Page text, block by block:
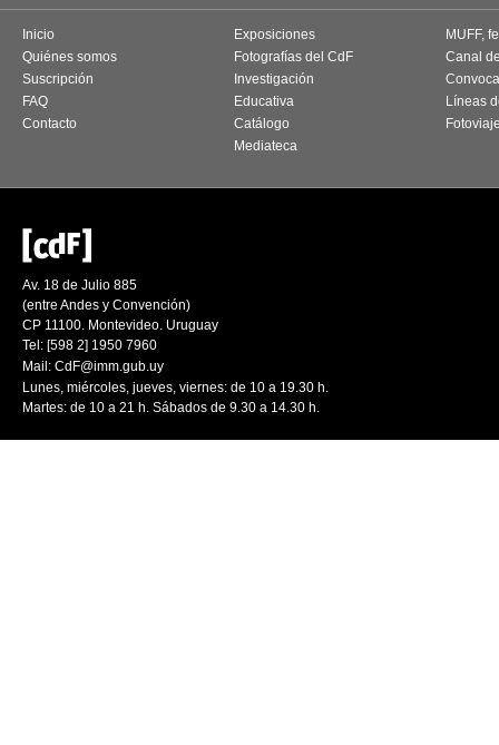
Inicio
Quiénes somos
Suscripción
FAQ
Contacto
Exposiciones
Fotografías del CdF
Investigación
Educativa
Catálogo
Mediateca
MUFF,
Canal
Líneas
Av. 18 de Julio 885
(entre Andes y Convención)
CP 11100. Montevideo. Uruguay
Tel: [598 2] 1950 7960
Mail: CdF@imm.gub.uy
Lunes, miércoles, jueves, viernes: de 10 a 19.30 h.
Martes: de 10 a 21 h. Sábados de 9.30 a 14.30 h.